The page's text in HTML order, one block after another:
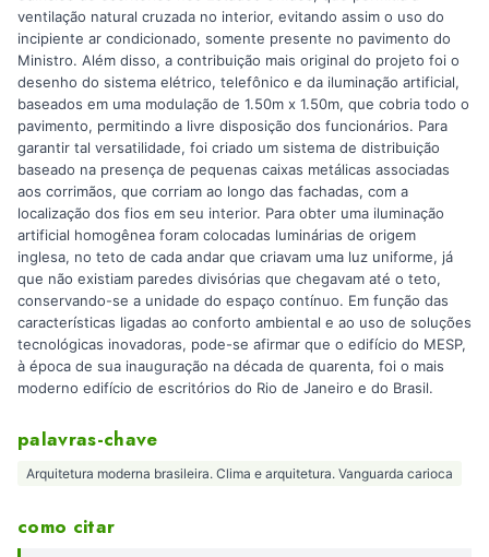
ventilação natural cruzada no interior, evitando assim o uso do
incipiente ar condicionado, somente presente no pavimento do
Ministro. Além disso, a contribuição mais original do projeto foi o
desenho do sistema elétrico, telefônico e da iluminação artificial,
baseados em uma modulação de 1.50m x 1.50m, que cobria todo o
pavimento, permitindo a livre disposição dos funcionários. Para
garantir tal versatilidade, foi criado um sistema de distribuição
baseado na presença de pequenas caixas metálicas associadas
aos corrimãos, que corriam ao longo das fachadas, com a
localização dos fios em seu interior. Para obter uma iluminação
artificial homogênea foram colocadas luminárias de origem
inglesa, no teto de cada andar que criavam uma luz uniforme, já
que não existiam paredes divisórias que chegavam até o teto,
conservando-se a unidade do espaço contínuo. Em função das
características ligadas ao conforto ambiental e ao uso de soluções
tecnológicas inovadoras, pode-se afirmar que o edifício do MESP,
à época de sua inauguração na década de quarenta, foi o mais
moderno edifício de escritórios do Rio de Janeiro e do Brasil.
palavras-chave
Arquitetura moderna brasileira. Clima e arquitetura. Vanguarda carioca
como citar